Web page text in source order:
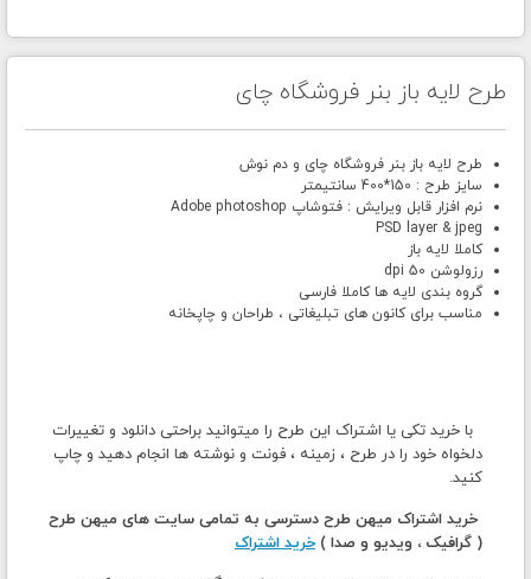
طرح لایه باز بنر فروشگاه چای
طرح لایه باز بنر فروشگاه چای و دم نوش
سایز طرح : 150*400 سانتیمتر
نرم افزار قابل ویرایش : فتوشاپ Adobe photoshop
PSD layer & jpeg
کاملا لایه باز
رزولوشن 50 dpi
گروه بندی لایه ها کاملا فارسی
مناسب برای کانون های تبلیغاتی ، طراحان و چاپخانه
با خرید تکی یا اشتراک این طرح را میتوانید براحتی دانلود و تغییرات
دلخواه خود را در طرح ، زمینه ، فونت و نوشته ها انجام دهید و چاپ
کنید.
خرید اشتراک میهن طرح دسترسی به تمامی سایت های میهن طرح
( گرافیک ، ویدیو و صدا ) خرید اشتراک